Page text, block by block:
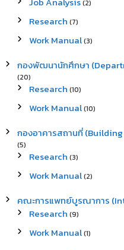
(2)
Research (7)
Work Manual(3)
กองพัฒนานักศึกษา
(20)
Research (10)
Work Manual(10)
กองอาคารสถานที่
(5)
Research (3)
Work Manual(2)
คณะการแพทย์บูรณาการ
Research (9)
Work Manual(1)